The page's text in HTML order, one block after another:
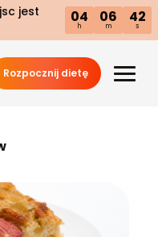
jest
04
h
06
m
41
s
Rozpocznij dietę